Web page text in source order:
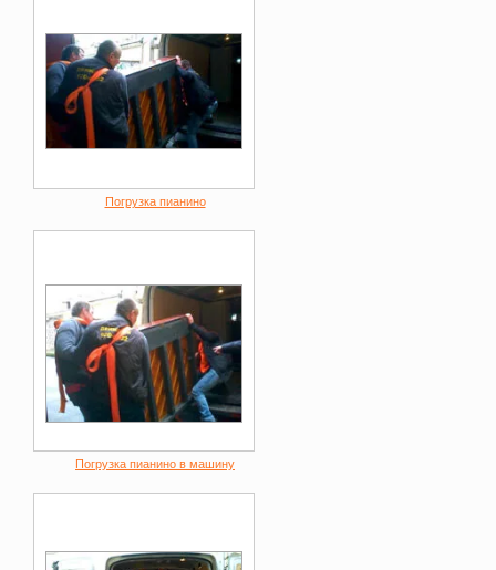
Погрузка пианино
Погрузка пианино в машину